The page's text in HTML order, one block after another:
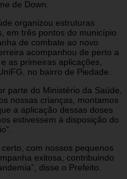
de Down.
organizou estruturas
em três pontos do município
de combate ao novo
acompanhou de perto a
as primeiras aplicações,
no bairro de Piedade.
parte do Ministério da Saúde,
nossas crianças, montamos
a aplicação dessas doses
estivessem à disposição do
com nossos pequenos
exitosa, contribuindo
disse o Prefeito.